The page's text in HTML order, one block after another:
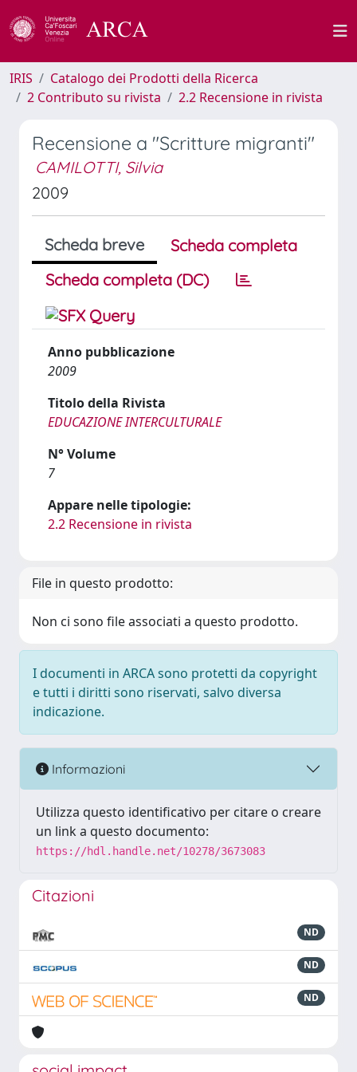
IRIS
Catalogo dei Prodotti della Ricerca
2 Contributo su rivista
2.2 Recensione in rivista
Recensione a "Scritture migranti"
CAMILOTTI, Silvia
2009
Scheda breve
Scheda completa
Scheda completa (DC)
Anno pubblicazione
2009
Titolo della Rivista
EDUCAZIONE INTERCULTURALE
N° Volume
7
Appare nelle tipologie:
2.2 Recensione in rivista
File in questo prodotto:
Non ci sono file associati a questo prodotto.
I documenti in ARCA sono protetti da copyright
e tutti i diritti sono riservati, salvo diversa
indicazione.
Informazioni
Utilizza questo identificativo per citare o creare
un link a questo documento:
https://hdl.handle.net/10278/3673083
Citazioni
ND
ND
ND